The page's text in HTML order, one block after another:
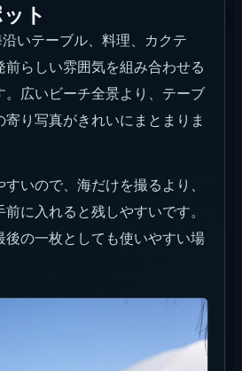
ト
いテーブル、料理、カクテ
前らしい雰囲気を組み合わせる
。広いビーチ全景より、テーブ
り写真がきれいにまとまりま
いので、海だけを撮るより、
に入れると残しやすいです。
後の一枚としても使いやすい場